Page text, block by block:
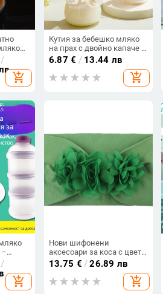
/
add_shopping_cart
Кутия за бебешко мляко
на прах с двойно капаче –
портативна, управление с
една ръка, раздел за
мляко на прах; марка
6.87 € / 13.44 лв
add_shopping_cart
–
марка
за
/
add_shopping_cart
Нови шифонени
аксесоари за коса с цвете
за бебета, мека и удобна
найлонова лента за глава,
детски аксесоари, сладка
13.75 € /26.89 лв
add_shopping_cart